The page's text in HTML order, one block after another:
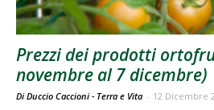
Prezzi dei prodotti
novembre al 7 dicembre)
Di Duccio Caccioni - Terra e Vita - 12 Dicembre